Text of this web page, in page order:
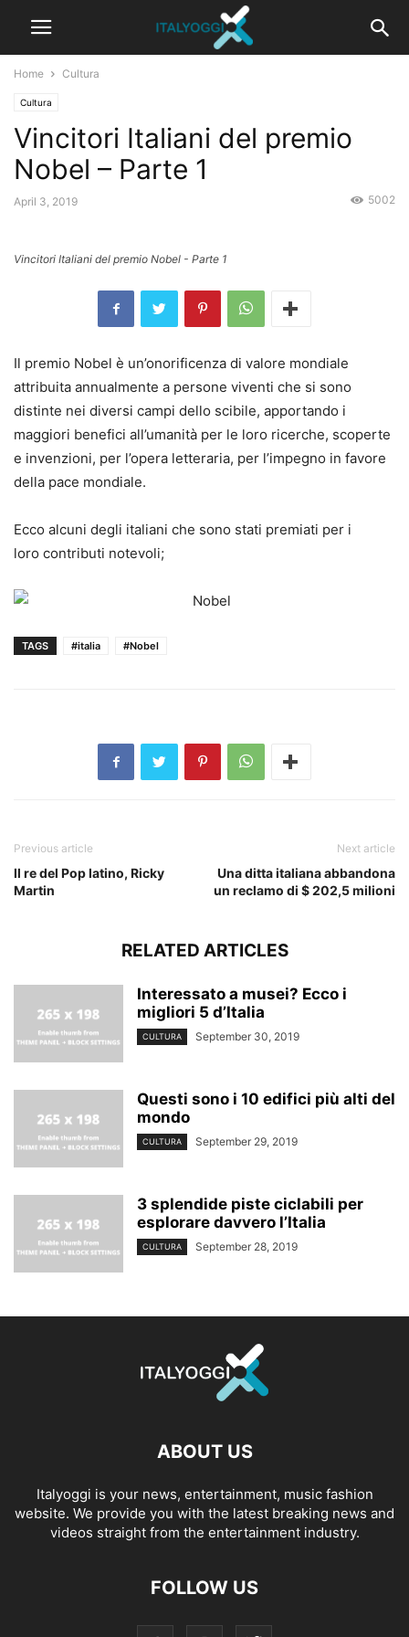
Home Cultura
Cultura
Vincitori Italiani del premio
Nobel – Parte 1
April 3, 2019 5002
Vincitori Italiani del premio Nobel - Parte 1
Il premio Nobel è un’onorificenza di valore mondiale
attribuita annualmente a persone viventi che si sono
distinte nei diversi campi dello scibile, apportando i
maggiori benefici all’umanità per le loro ricerche, scoperte
e invenzioni, per l’opera letteraria, per l’impegno in favore
della pace mondiale.
Ecco alcuni degli italiani che sono stati premiati per i
loro contributi notevoli;
TAGS #italia #Nobel
Previous article
Il re del Pop latino, Ricky
Martin
Next article
Una ditta italiana abbandona
un reclamo di $ 202,5 milioni
RELATED ARTICLES
Interessato a musei? Ecco i
migliori 5 d’Italia
CULTURA September 30, 2019
Questi sono i 10 edifici più alti del
mondo
CULTURA September 29, 2019
3 splendide piste ciclabili per
esplorare davvero l’Italia
CULTURA September 28, 2019
ABOUT US
Italyoggi is your news, entertainment, music fashion
website. We provide you with the latest breaking news and
videos straight from the entertainment industry.
FOLLOW US